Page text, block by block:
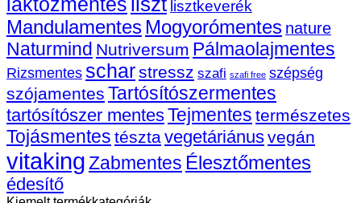
lisztkeverék
Mandulamentes Mogyorómentes nature
Naturmind Nutriversum Pálmaolajmentes
Rizsmentes scharstressz szafi szafi free szépség
szójamentes Tartósítószermentes
tartósítószer mentesTejmentes természetes
Tojásmentes tésztavegetáriánusvegán
vitakingZabmentes Élesztőmentes
édesítő